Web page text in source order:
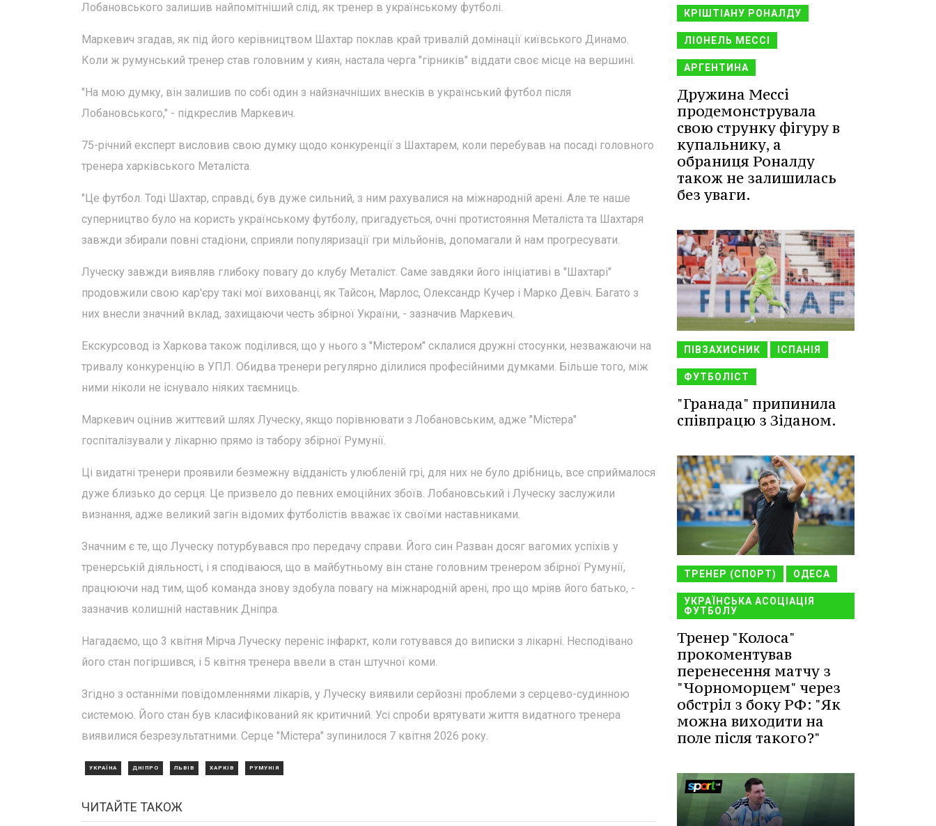
Лобановського залишив найпомітніший слід, як тренер в українському футболі.
Маркевич згадав, як під його керівництвом Шахтар поклав край тривалій домінації київського Динамо.
Коли ж румунський тренер став головним у киян, настала черга "гірників" віддати своє місце на вершині.
"На мою думку, він залишив по собі один з найзначніших внесків в український футбол після
Лобановського," - підкреслив Маркевич.
75-річний експерт висловив свою думку щодо конкуренції з Шахтарем, коли перебував на посаді головного
тренера харківського Металіста.
"Це футбол. Тоді Шахтар, справді, був дуже сильний, з ним рахувалися на міжнародній арені. Але те наше
суперництво було на користь українському футболу, пригадується, очні протистояння Металіста та Шахтаря
завжди збирали повні стадіони, сприяли популяризації гри мільйонів, допомагали й нам прогресувати.
Луческу завжди виявляв глибоку повагу до клубу Металіст. Саме завдяки його ініціативі в "Шахтарі"
продовжили свою кар'єру такі мої вихованці, як Тайсон, Марлос, Олександр Кучер і Марко Девіч. Багато з
них внесли значний вклад, захищаючи честь збірної України, - зазначив Маркевич.
Екскурсовод із Харкова також поділився, що у нього з "Містером" склалися дружні стосунки, незважаючи на
тривалу конкуренцію в УПЛ. Обидва тренери регулярно ділилися професійними думками. Більше того, між
ними ніколи не існувало ніяких таємниць.
Маркевич оцінив життєвий шлях Луческу, якщо порівнювати з Лобановським, адже "Містера"
госпіталізували у лікарню прямо із табору збірної Румунії.
Ці видатні тренери проявили безмежну відданість улюбленій грі, для них не було дрібниць, все сприймалося
дуже близько до серця. Це призвело до певних емоційних збоїв. Лобановський і Луческу заслужили
визнання, адже великий загін відомих футболістів вважає їх своїми наставниками.
Значним є те, що Луческу потурбувався про передачу справи. Його син Разван досяг вагомих успіхів у
тренерській діяльності, і я сподіваюся, що в майбутньому він стане головним тренером збірної Румунії,
працюючи над тим, щоб команда знову здобула повагу на міжнародній арені, про що мріяв його батько, -
зазначив колишній наставник Дніпра.
Нагадаємо, що 3 квітня Мірча Луческу переніс інфаркт, коли готувався до виписки з лікарні. Несподівано
його стан погіршився, і 5 квітня тренера ввели в стан штучної коми.
Згідно з останніми повідомленнями лікарів, у Луческу виявили серйозні проблеми з серцево-судинною
системою. Його стан був класифікований як критичний. Усі спроби врятувати життя видатного тренера
виявилися безрезультатними. Серце "Містера" зупинилося 7 квітня 2026 року.
УКРАЇНА ДНІПРО ЛЬВІВ ХАРКІВ РУМУНІЯ
ЧИТАЙТЕ ТАКОЖ
КРІШТІАНУ РОНАЛДУ
ЛІОНЕЛЬ МЕССІ
АРГЕНТИНА
Дружина Мессі
продемонструвала
свою струнку фігуру в
купальнику, а
обраниця Роналду
також не залишилась
без уваги.
ПІВЗАХИСНИК ІСПАНІЯ
ФУТБОЛІСТ
"Гранада" припинила
співпрацю з Зіданом.
ТРЕНЕР (СПОРТ) ОДЕСА
УКРАЇНСЬКА АСОЦІАЦІЯ
ФУТБОЛУ
Тренер "Колоса"
прокоментував
перенесення матчу з
"Чорноморцем" через
обстріл з боку РФ: "Як
можна виходити на
поле після такого?"